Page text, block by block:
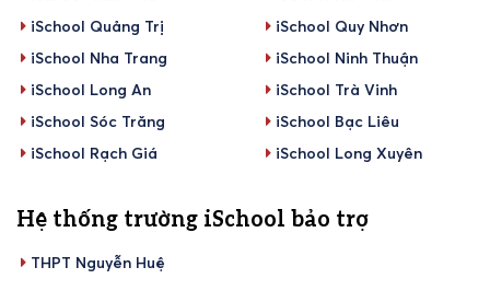
iSchool Quảng Trị
iSchool Quy Nhơn
iSchool Nha Trang
iSchool Ninh Thuận
iSchool Long An
iSchool Trà Vinh
iSchool Sóc Trăng
iSchool Bạc Liêu
iSchool Rạch Giá
iSchool Long Xuyên
Hệ thống trường iSchool bảo trợ
THPT Nguyễn Huệ